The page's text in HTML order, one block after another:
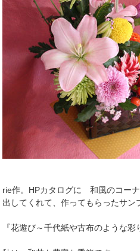
rie作。HPカタログに 和風のコー
出してくれて、作ってもらったサン
『花遊び～千代紙や古布のような